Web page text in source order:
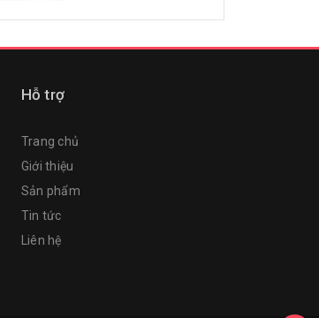
Hỗ trợ
Trang chủ
Giới thiệu
Sản phẩm
Tin tức
Liên hệ